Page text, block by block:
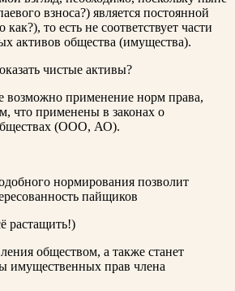
взноса?) является постоянной
то есть не соответствует части
активов общества (имущества).
чистые активы?
возможно применение норм права,
что применены в законах о
(ООО, АО).
нормирования позволит
пайщиков
растащить!)
обществом, а также станет
имущественных прав члена